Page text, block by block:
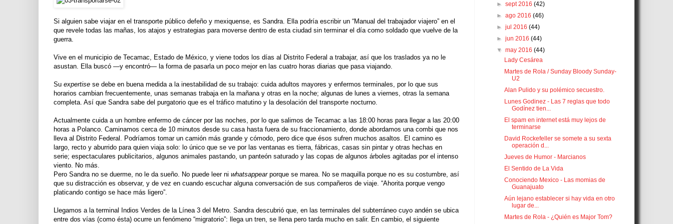
Si alguien sabe viajar en el transporte público defeño y mexiquense, es Sandra. Ella podría escribir un “Manual del trabajador viajero” en el
que revele todas las mañas, los atajos y estrategias para moverse dentro de esta ciudad sin terminar el día como soldado que vuelve de la
guerra.
Vive en el municipio de Tecamac, Estado de México, y viene todos los días al Distrito Federal a trabajar, así que los traslados ya no le
asustan. Ella buscó —y encontró— la forma de pasarla un poco mejor en las cuatro horas diarias que pasa viajando.
Su expertise se debe en buena medida a la inestabilidad de su trabajo: cuida adultos mayores y enfermos terminales, por lo que sus
horarios cambian frecuentemente, unas semanas trabaja en la mañana y otras en la noche; algunas de lunes a viernes, otras la semana
completa. Así que Sandra sabe del purgatorio que es el tráfico matutino y la desolación del transporte nocturno.
Actualmente cuida a un hombre enfermo de cáncer por las noches, por lo que salimos de Tecamac a las 18:00 horas para llegar a las 20:00
horas a Polanco. Caminamos cerca de 10 minutos desde su casa hasta fuera de su fraccionamiento, donde abordamos una combi que nos
lleva al Distrito Federal. Podríamos tomar un camión más grande y cómodo, pero dice que ésos sufren muchos asaltos. El camino es
largo, recto y aburrido para quien viaja solo: lo único que se ve por las ventanas es tierra, fábricas, casas sin pintar y otras hechas en
serie; espectaculares publicitarios, algunos animales pastando, un panteón saturado y las copas de algunos árboles agitadas por el intenso
viento. No más.
Pero Sandra no se duerme, no le da sueño. No puede leer ni whatsappearporque se marea. No se maquilla porque no es su costumbre, así
que su distracción es observar, y de vez en cuando escuchar alguna conversación de sus compañeros de viaje. “Ahorita porque vengo
platicando contigo se hace más ligero”.
Llegamos a la terminal Indios Verdes de la Línea 3 del Metro. Sandra descubrió que, en las terminales del subterráneo cuyo andén se ubica
entre dos vías (como ésta) ocurre un fenómeno “migratorio”: llega un tren, se llena pero tarda mucho en salir. En cambio, el siguiente
►sept 2016(42)
►ago 2016(46)
►jul 2016(44)
►jun 2016(44)
▼may 2016(44)
Lady Cesárea
Martes de Rola / Sunday Bloody Sunday-
U2
Alan Pulido y su polémico secuestro.
Lunes Godinez - Las 7 reglas que todo
Godínez tien...
El spam en internet está muy lejos de
terminarse
David Rockefeller se somete a su sexta
operación d...
Jueves de Humor - Marcianos
El Sentido de La Vida
Conociendo Mexico - Las momias de
Guanajuato
Aún lejano establecer si hay vida en otro
lugar de...
Martes de Rola - ¿Quién es Major Tom?